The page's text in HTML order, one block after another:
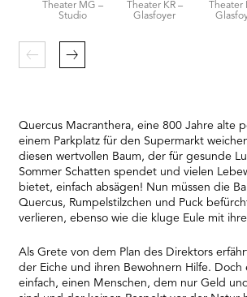
Theater MG –
Studio
Theater KR –
Glasfoyer
Theater
Zurück Weiter
Quercus Macranthera, eine 800 Jahre alte
einem Parkplatz für den Supermarkt
diesen wertvollen Baum, der für gesunde
Sommer Schatten spendet und vielen
bietet, einfach absägen! Nun müssen die
Quercus, Rumpelstilzchen und Puck
verlieren, ebenso wie die kluge Eule mit
Als Grete von dem Plan des Direktors
der Eiche und ihren Bewohnern Hilfe. Doch
einfach, einen Menschen, dem nur Geld